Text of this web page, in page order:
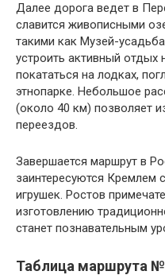
Далее дорога ведет в
славится живописными
такими как Музей-
устроить активный
покататься на лодках,
этнопарке. Небольшое
(около 40 км) позволяет
переездов.
Завершается маршрут в
заинтересуются Кремлем
игрушек. Ростов
изготовлению
станет познавательным
Таблица маршрута